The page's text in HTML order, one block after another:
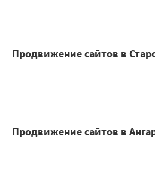
Продвижение сайтов в
Продвижение сайтов в